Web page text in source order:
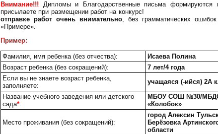
Внимание!!! Дипломы и Благодарственные письмаформируются
присылаете при размещении работ на
отправке работ очень внимательно, без грамматических
«Примере».
Пример:
Фамилия, имя ребенка (без отчества):
Исаева Полина
Возраст ребенка (без сокращений):
7 лет/4 года
Если вы не знаете возраст ребенка,
заполняете:
учащаяся (-ийся) 2А
Название учебного заведения или детского
сада*:
МБОУ СОШ №30/
«Колобок»
Место проживания (без сокращений):
город Алексин
Берёзовка
области